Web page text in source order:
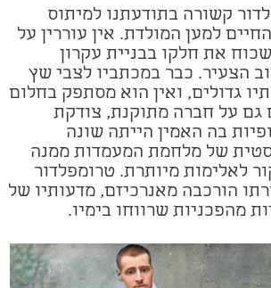
קשורה בתודעתנו למיתוס
למען המולדת. אין עוררין על
את חלקו בבניית עקרון
הצעיר. כבר במכתביו לצבי שץ
גדולים, ואין הוא מסתפק בחלום
גם על חברה מתוקנת, צודקת
בה האמין הייתה שונה
של מלחמת המעמדות ממנה
לאלימות מיותרת. טרומפלדור
הורכבה מאנרכיזם, מדעותיו של
מהפכניות שרווחו בימיו.